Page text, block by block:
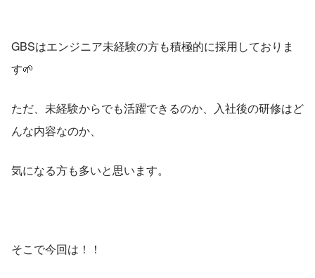
GBSはエンジニア未経験の方も積極的に採用しておりま
す🌱
ただ、未経験からでも活躍できるのか、入社後の研修はど
んな内容なのか、
気になる方も多いと思います。
そこで今回は！！